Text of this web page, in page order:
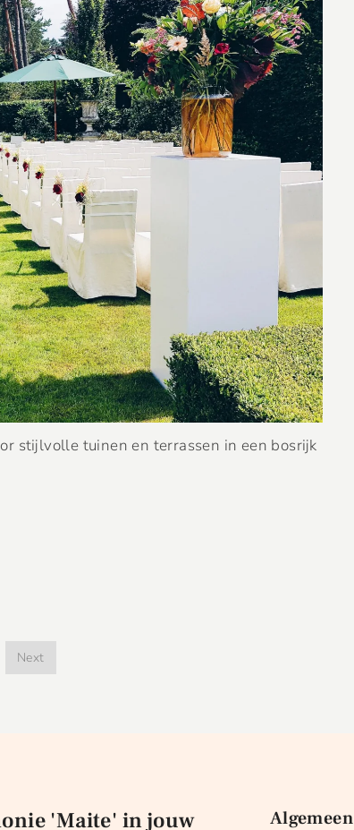
stijlvolle tuinen en terrassen in een bosrijk
Next
'Maite' in jouw Algemeen